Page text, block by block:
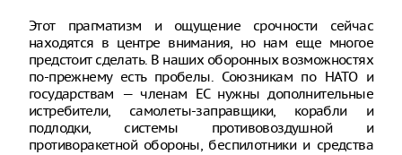
Этот прагматизм и ощущение срочности сейчас
находятся в центре внимания, но нам еще многое
предстоит сделать. В наших оборонных возможностях
по-прежнему есть пробелы. Союзникам по НАТО и
государствам — членам ЕС нужны дополнительные
истребители, самолеты-заправщики, корабли и
подлодки, системы противовоздушной и
противоракетной обороны, беспилотники и средства